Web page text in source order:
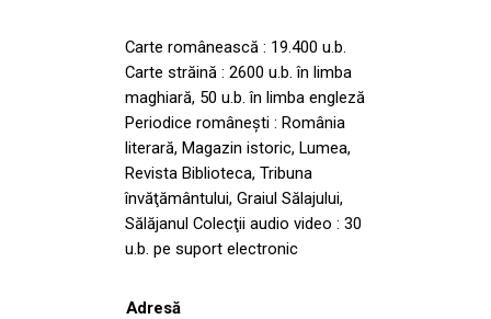
Carte românească : 19.400 u.b.
Carte străină : 2600 u.b. în limba
maghiară, 50 u.b. în limba engleză
Periodice româneşti : România
literară, Magazin istoric, Lumea,
Revista Biblioteca, Tribuna
învăţământului, Graiul Sălajului,
Sălăjanul Colecţii audio video : 30
u.b. pe suport electronic
Adresă